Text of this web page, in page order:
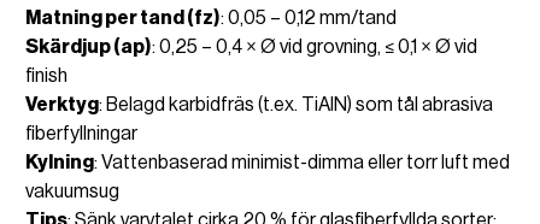
Matning per tand (fz): 0,05 – 0,12 mm/tand
Skärdjup (ap): 0,25 – 0,4 × Ø vid grovning, ≤ 0,1 × Ø vid
finish
Verktyg: Belagd karbidfräs (t.ex. TiAlN) som tål abrasiva
fiberfyllningar
Kylning: Vattenbaserad minimist-dimma eller torr luft med
vakuumsug